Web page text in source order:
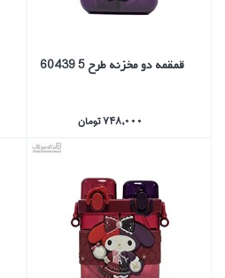
قمقمه دو مخزنه طرح 5 60439
748,000 تومان